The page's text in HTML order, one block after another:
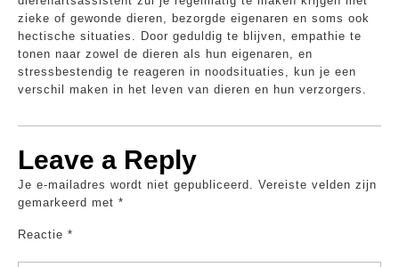
zieke of gewonde dieren, bezorgde eigenaren en soms ook
hectische situaties. Door geduldig te blijven, empathie te
tonen naar zowel de dieren als hun eigenaren, en
stressbestendig te reageren in noodsituaties, kun je een
verschil maken in het leven van dieren en hun verzorgers.
Leave a Reply
Je e-mailadres wordt niet gepubliceerd. Vereiste velden zijn
gemarkeerd met *
Reactie *